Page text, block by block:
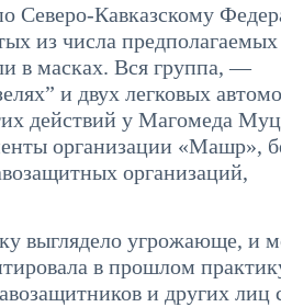
Северо-Кавказскому
из числа предполагаемых
в масках. Вся группа, —
и двух легковых
действий у Магомеда
организации «Машр»,
организаций,
выглядело угрожающе, и
в прошлом
и других лиц